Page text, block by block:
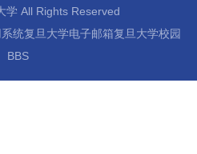
学 All Rights Reserved
统复旦大学电子邮箱复旦大学校园
BBS